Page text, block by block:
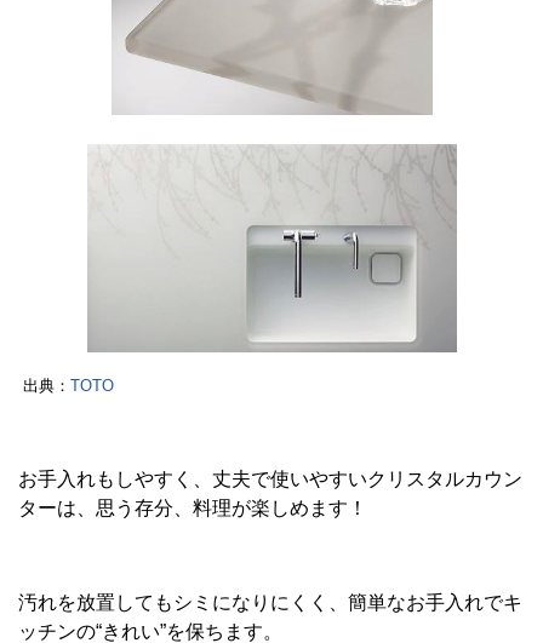
出典： TOTO
お手入れもしやすく、丈夫で使いやすいクリスタルカウン
ターは、思う存分、料理が楽しめます！
汚れを放置してもシミになりにくく、簡単なお手入れでキ
ッチンの“きれい”を保ちます。